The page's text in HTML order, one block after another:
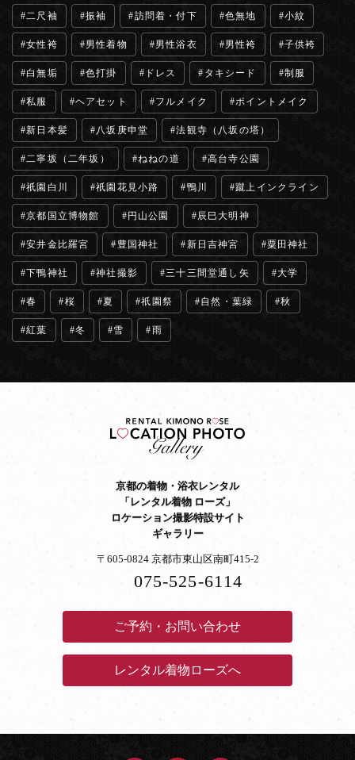
二尺袖 振袖 訪問着・付下 色無地 小紋
女性袴 男性着物 男性浴衣 男性袴 子供袴
白無垢 色打掛 ドレス タキシード 制服
私服 ヘアセット フルメイク ポイントメイク
新日本髪 八坂庚申堂 法観寺（八坂の塔）
二寧坂（二年坂） ねねの道 高台寺公園
祇園白川 祇園花見小路 鴨川 蹴上インクライン
京都国立博物館 円山公園 辰巳大明神
安井金比羅宮 豊国神社 新日吉神宮 粟田神社
下鴨神社 神社撮影 三十三間堂通し矢 大学
春 桜 夏 祇園祭 自然・葉緑 秋
紅葉 冬 雪 雨
京都の着物・浴衣レンタル
「レンタル着物 ローズ」
ロケーション撮影特設サイト
ギャラリー
〒605-0824 京都市東山区南町415-2
075-525-6114
ご予約・お問い合わせ
レンタル着物ローズへ